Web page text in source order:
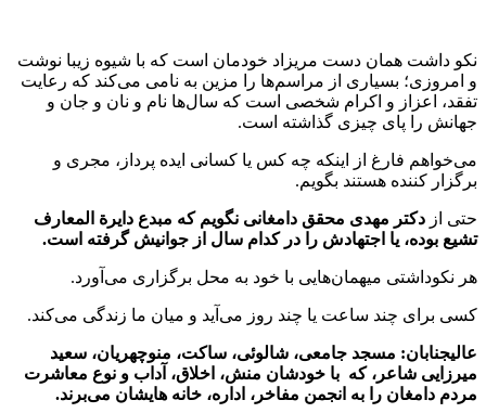
نکو داشت همان دست مریزاد خودمان است که با شیوه زیبا نوشت
و امروزی؛ بسیاری از مراسم‌ها را مزین به نامی می‌کند که رعایت
تفقد، اعزاز و اکرام شخصی است که سال‌ها نام و نان و جان و
جهانش را پای چیزی گذاشته است.
می‌خواهم فارغ از اینکه چه کس یا کسانی ایده پرداز، مجری و
برگزار کننده هستند بگویم.
حتی از دکتر مهدی محقق دامغانی نگویم که مبدع دایرة المعارف
تشیع بوده، یا اجتهادش را در کدام سال از جوانیش گرفته است‌.
هر نکو‌داشتی میهمان‌هایی با خود به محل برگزاری می‌آورد.
کسی برای چند ساعت یا چند روز می‌آید و میان ما زندگی می‌کند.
عالیجنابان: مسجد جامعی، شالوئی، ساکت، منوچهریان، سعید
میرزایی شاعر، که با خودشان منش، اخلاق، آداب و نوع معاشرت
مردم دامغان را به انجمن مفاخر، اداره، خانه هایشان می‌برند.